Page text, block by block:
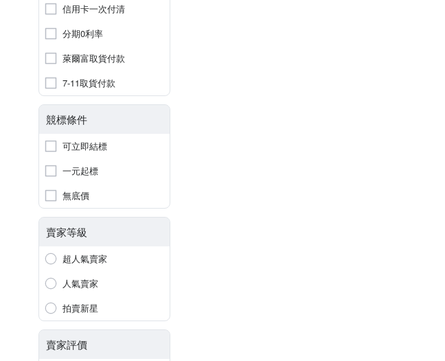
信用卡一次付清
分期0利率
萊爾富取貨付款
7-11取貨付款
競標條件
可立即結標
一元起標
無底價
賣家等級
超人氣賣家
人氣賣家
拍賣新星
賣家評價